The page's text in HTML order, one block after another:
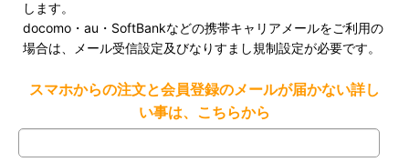
します。
docomo・au・SoftBankなどの携帯キャリアメールをご利用の
場合は、メール受信設定及びなりすまし規制設定が必要です。
スマホからの注文と会員登録のメールが届かない詳し
い事は、こちらから